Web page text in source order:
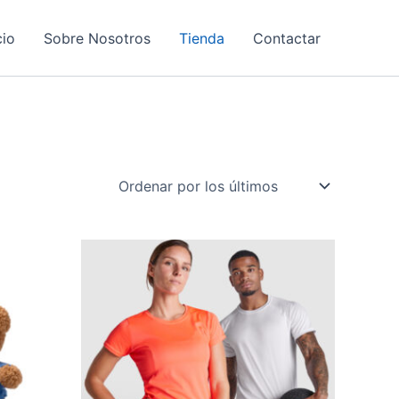
Sobre Nosotros Tienda Contactar